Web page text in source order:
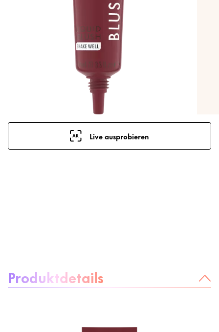
Live ausprobieren
Produktdetails